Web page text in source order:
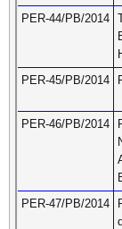
PER-44/PB/2014
PER-45/PB/2014
PER-46/PB/2014
PER-47/PB/2014